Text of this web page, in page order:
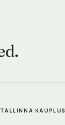
TALLINNA KAUPLUS